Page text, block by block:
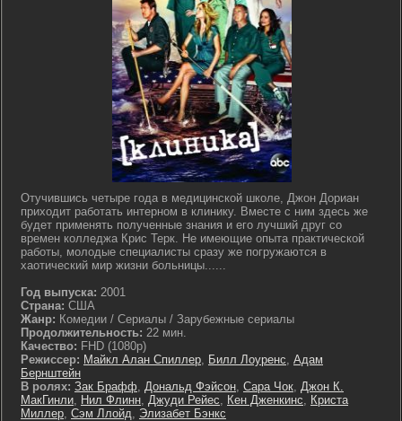
Отучившись четыре года в медицинской школе, Джон Дориан
приходит работать интерном в клинику. Вместе с ним здесь же
будет применять полученные знания и его лучший друг со
времен колледжа Крис Терк. Не имеющие опыта практической
работы, молодые специалисты сразу же погружаются в
хаотический мир жизни больницы......
Год выпуска: 2001
Страна: США
Жанр: Комедии / Сериалы / Зарубежные сериалы
Продолжительность: 22 мин.
Качество: FHD (1080p)
Режиссер: Майкл Алан Спиллер, Билл Лоуренс, Адам
Бернштейн
В ролях: Зак Брафф, Дональд Фэйсон, Сара Чок, Джон К.
МакГинли, Нил Флинн, Джуди Рейес, Кен Дженкинс, Криста
Миллер, Сэм Ллойд, Элизабет Бэнкс